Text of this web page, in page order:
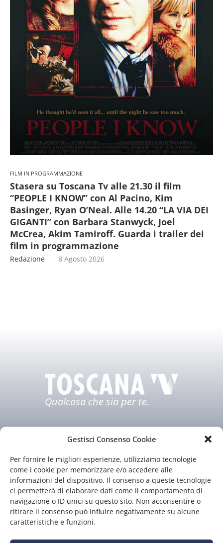
Gestisci Consenso Cookie
Per fornire le migliori esperienze, utilizziamo tecnologie
come i cookie per memorizzare e/o accedere alle
informazioni del dispositivo. Il consenso a queste tecnologie
ci permetterà di elaborare dati come il comportamento di
navigazione o ID unici su questo sito. Non acconsentire o
ritirare il consenso può influire negativamente su alcune
caratteristiche e funzioni.
FILM IN PROGRAMMAZIONE
Stasera su Toscana Tv alle 21.30 il film
“PEOPLE I KNOW” con Al Pacino, Kim
Basinger, Ryan O’Neal. Alle 14.20 “LA VIA DEI
GIGANTI” con Barbara Stanwyck, Joel
McCrea, Akim Tamiroff. Guarda i trailer dei
film in programmazione
Redazione 8 Agosto 2026
Qualcosa che sia per te.
Chi siamo
Il nostro staff
Guida TV
Contatti